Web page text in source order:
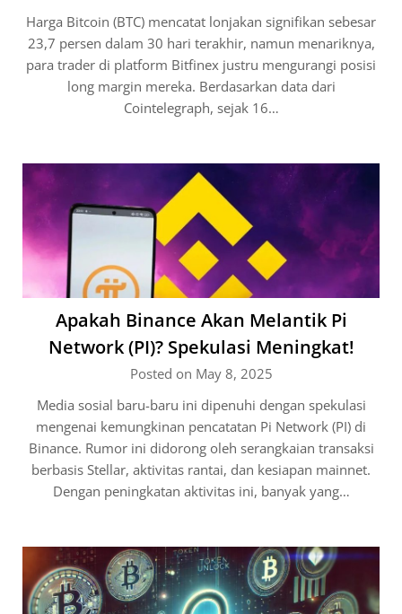
Harga Bitcoin (BTC) mencatat lonjakan signifikan sebesar
23,7 persen dalam 30 hari terakhir, namun menariknya,
para trader di platform Bitfinex justru mengurangi posisi
long margin mereka. Berdasarkan data dari
Cointelegraph, sejak 16…
Apakah Binance Akan Melantik Pi
Network (PI)? Spekulasi Meningkat!
Posted on May 8, 2025
Media sosial baru-baru ini dipenuhi dengan spekulasi
mengenai kemungkinan pencatatan Pi Network (PI) di
Binance. Rumor ini didorong oleh serangkaian transaksi
berbasis Stellar, aktivitas rantai, dan kesiapan mainnet.
Dengan peningkatan aktivitas ini, banyak yang…